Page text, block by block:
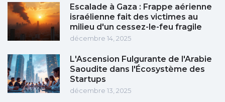
Escalade à Gaza : Frappe aérienne
israélienne fait des victimes au
milieu d'un cessez-le-feu fragile
décembre 14, 2025
L'Ascension Fulgurante de l'Arabie
Saoudite dans l'Écosystème des
Startups
décembre 13, 2025